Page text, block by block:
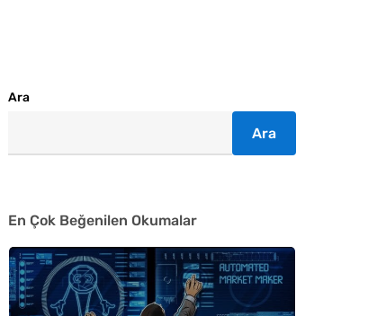
Ara
Ara
En Çok Beğenilen Okumalar